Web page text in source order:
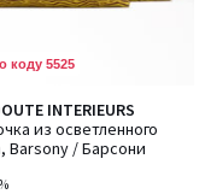
коду 5525
INTERIEURS
из осветленного
Barsony / Барсони